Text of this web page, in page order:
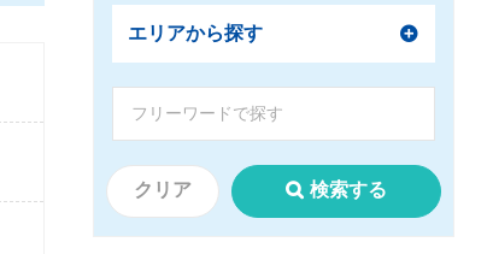
エリアから探す
クリア 検索する